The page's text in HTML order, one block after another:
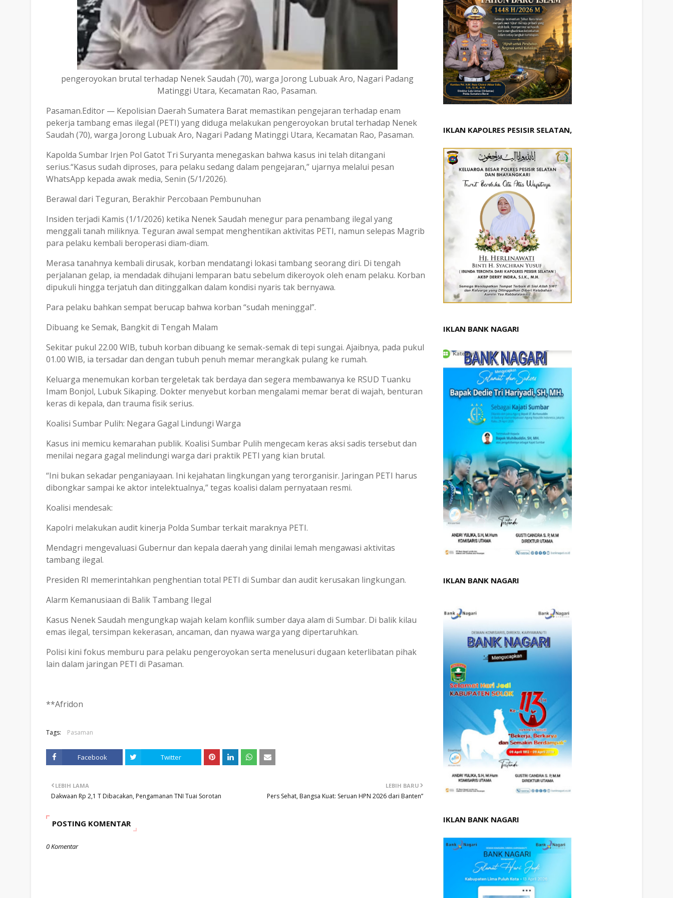
pengeroyokan brutal terhadap Nenek Saudah (70), warga Jorong Lubuak Aro, Nagari Padang
Matinggi Utara, Kecamatan Rao, Pasaman.
Pasaman.Editor — Kepolisian Daerah Sumatera Barat memastikan pengejaran terhadap enam
pekerja tambang emas ilegal (PETI) yang diduga melakukan pengeroyokan brutal terhadap Nenek
Saudah (70), warga Jorong Lubuak Aro, Nagari Padang Matinggi Utara, Kecamatan Rao, Pasaman.
Kapolda Sumbar Irjen Pol Gatot Tri Suryanta menegaskan bahwa kasus ini telah ditangani
serius.“Kasus sudah diproses, para pelaku sedang dalam pengejaran,” ujarnya melalui pesan
WhatsApp kepada awak media, Senin (5/1/2026).
Berawal dari Teguran, Berakhir Percobaan Pembunuhan
Insiden terjadi Kamis (1/1/2026) ketika Nenek Saudah menegur para penambang ilegal yang
menggali tanah miliknya. Teguran awal sempat menghentikan aktivitas PETI, namun selepas Magrib
para pelaku kembali beroperasi diam-diam.
Merasa tanahnya kembali dirusak, korban mendatangi lokasi tambang seorang diri. Di tengah
perjalanan gelap, ia mendadak dihujani lemparan batu sebelum dikeroyok oleh enam pelaku. Korban
dipukuli hingga terjatuh dan ditinggalkan dalam kondisi nyaris tak bernyawa.
Para pelaku bahkan sempat berucap bahwa korban “sudah meninggal”.
Dibuang ke Semak, Bangkit di Tengah Malam
Sekitar pukul 22.00 WIB, tubuh korban dibuang ke semak-semak di tepi sungai. Ajaibnya, pada pukul
01.00 WIB, ia tersadar dan dengan tubuh penuh memar merangkak pulang ke rumah.
Keluarga menemukan korban tergeletak tak berdaya dan segera membawanya ke RSUD Tuanku
Imam Bonjol, Lubuk Sikaping. Dokter menyebut korban mengalami memar berat di wajah, benturan
keras di kepala, dan trauma fisik serius.
Koalisi Sumbar Pulih: Negara Gagal Lindungi Warga
Kasus ini memicu kemarahan publik. Koalisi Sumbar Pulih mengecam keras aksi sadis tersebut dan
menilai negara gagal melindungi warga dari praktik PETI yang kian brutal.
“Ini bukan sekadar penganiayaan. Ini kejahatan lingkungan yang terorganisir. Jaringan PETI harus
dibongkar sampai ke aktor intelektualnya,” tegas koalisi dalam pernyataan resmi.
Koalisi mendesak:
Kapolri melakukan audit kinerja Polda Sumbar terkait maraknya PETI.
Mendagri mengevaluasi Gubernur dan kepala daerah yang dinilai lemah mengawasi aktivitas
tambang ilegal.
Presiden RI memerintahkan penghentian total PETI di Sumbar dan audit kerusakan lingkungan.
Alarm Kemanusiaan di Balik Tambang Ilegal
Kasus Nenek Saudah mengungkap wajah kelam konflik sumber daya alam di Sumbar. Di balik kilau
emas ilegal, tersimpan kekerasan, ancaman, dan nyawa warga yang dipertaruhkan.
Polisi kini fokus memburu para pelaku pengeroyokan serta menelusuri dugaan keterlibatan pihak
lain dalam jaringan PETI di Pasaman.
**Afridon
Tags: Pasaman
Facebook Twitter
LEBIH BARU
Pers Sehat, Bangsa Kuat: Seruan HPN 2026 dari Banten”
LEBIH LAMA
Dakwaan Rp 2,1 T Dibacakan, Pengamanan TNI Tuai Sorotan
POSTING KOMENTAR
0 Komentar
IKLAN KAPOLRES PESISIR SELATAN,
IKLAN BANK NAGARI
IKLAN BANK NAGARI
IKLAN BANK NAGARI